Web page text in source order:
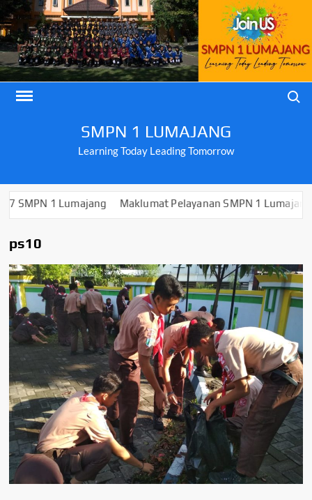
Skip
to
content
SMPN 1 LUMAJANG
Learning Today Leading Tomorrow
1 Lumajang Maklumat Pelayanan SMPN 1 Lumajang
ps10